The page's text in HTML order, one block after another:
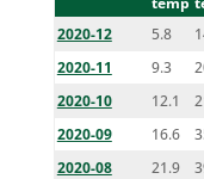
2020-12
5.8
2020-11
9.3
2020-10
12.1
2020-09
16.6
2020-08
21.9